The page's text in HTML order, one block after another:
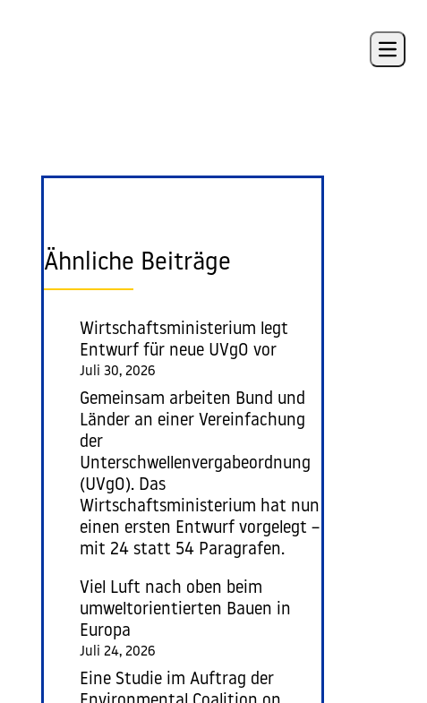
Open
Ähnliche Beiträge
Wirtschaftsministerium legt
Entwurf für neue UVgO vor
Juli 30, 2026
Gemeinsam arbeiten Bund und
Länder an einer Vereinfachung
der
Unterschwellenvergabeordnung
(UVgO). Das
Wirtschaftsministerium hat nun
einen ersten Entwurf vorgelegt –
mit 24 statt 54 Paragrafen.
Viel Luft nach oben beim
umweltorientierten Bauen in
Europa
Juli 24, 2026
Eine Studie im Auftrag der